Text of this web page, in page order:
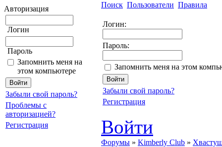
Авторизация
Логин
Пароль
Запомнить меня на
этом компьютере
Забыли свой пароль?
Проблемы с
авторизацией?
Регистрация
Поиск Пользователи Правила
Логин:
Пароль:
Запомнить меня на этом
Забыли свой пароль?
Регистрация
Войти
Форумы » Kimberly Club »